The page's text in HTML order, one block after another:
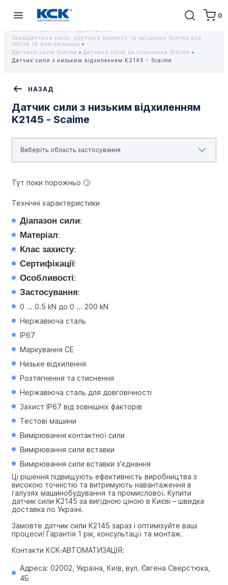
0
Головна Обладнання
Контрольно-вимірювальні прилади
Тензодатчики та тензометричні датчики Scaime - Купити датчики
Тензодатчики сили, крутного моменту та зміщення Scaime для
тестів та вимірюваннь
Датчики сили Scaime
Датчики сили на стиснення Scaime
Датчик сили з низьким відхиленням K2145 - Scaime
НАЗАД
Датчик сили з низьким відхиленням
K2145 - Scaime
Тут поки порожньо 🙄
Технічні характеристики
Діапазон сили:
Матеріал:
Клас захисту:
Сертифікації:
Особливості:
Застосування:
0 ... 0.5 kN до 0 ... 200 kN
Нержавіюча сталь
IP67
Маркування CE
Низьке відхилення
Розтягнення та стиснення
Нержавіюча сталь для довговічності
Захист IP67 від зовнішніх факторів
Тестові машини
Вимірювання контактної сили
Вимірювання сили вставки
Вимірювання сили вставки з'єднання
Ці рішення підвищують ефективність виробництва з
високою точністю та витримують навантаження в
галузях машинобудування та промислової. Купити
датчик сили K2145 за вигідною ціною в Києві – швидка
доставка по Україні.
Замовте датчик сили K2145 зараз і оптимізуйте ваші
процеси! Гарантія 1 рік, консультації та монтаж.
Контакти КСК-АВТОМАТИЗАЦІЯ:
Адреса: 02002, Україна, Київ, вул. Євгена Сверстюка,
4Б